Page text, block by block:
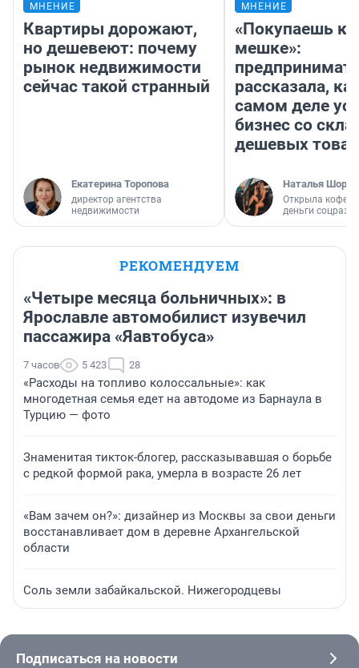
МНЕНИЕ
Квартиры дорожают,
но дешевеют: почему
рынок недвижимости
сейчас такой странный
Екатерина Торопова
директор агентства
недвижимости
МНЕНИЕ
«Покупаешь
мешке»:
рассказала,
самом деле
бизнес со
дешевых
Наталья
Открыла
деньги
РЕКОМЕНДУЕМ
«Четыре месяца больничных»: в
Ярославле автомобилист изувечил
пассажира «Яавтобуса»
7 часов 5 423 28
«Расходы на топливо колоссальные»: как
многодетная семья едет на автодоме из Барнаула в
Турцию — фото
Знаменитая тикток-блогер, рассказывавшая о борьбе
с редкой формой рака, умерла в возрасте 26 лет
«Вам зачем он?»: дизайнер из Москвы за свои деньги
восстанавливает дом в деревне Архангельской
области
Соль земли забайкальской. Нижегородцевы
Подписаться на новости